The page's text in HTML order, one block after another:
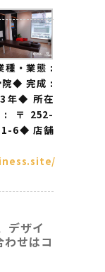
・業態 :
◆ 完成 :
年◆ 所在
〒252-
6◆ 店舗
デザイ
わせはコ